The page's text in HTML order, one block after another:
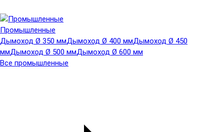
Промышленные
Дымоход Ø 350 ммДымоход Ø 400 ммДымоход Ø 450
ммДымоход Ø 500 ммДымоход Ø 600 мм
Все промышленные